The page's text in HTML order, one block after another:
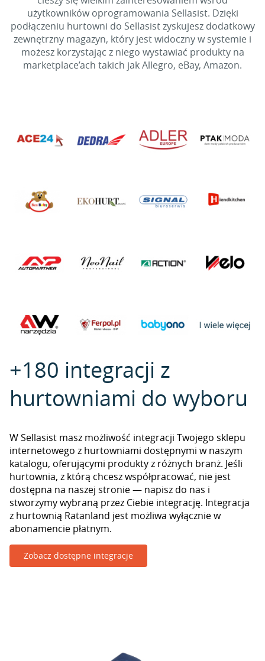
użytkowników oprogramowania Sellasist. Dzięki
podłączeniu hurtowni do Sellasist zyskujesz dodatkowy
zewnętrzny magazyn, który jest widoczny w systemie i
możesz korzystając z niego wystawiać produkty na
marketplace’ach takich jak Allegro, eBay, Amazon.
+180 integracji z
hurtowniami do wyboru
W Sellasist masz możliwość integracji Twojego sklepu
internetowego z hurtowniami dostępnymi w naszym
katalogu, oferującymi produkty z różnych branż. Jeśli
hurtownia, z którą chcesz współpracować, nie jest
dostępna na naszej stronie — napisz do nas i
stworzymy wybraną przez Ciebie integrację. Integracja
z hurtownią Ratanland jest możliwa wyłącznie w
abonamencie płatnym.
Zobacz dostępne integracje